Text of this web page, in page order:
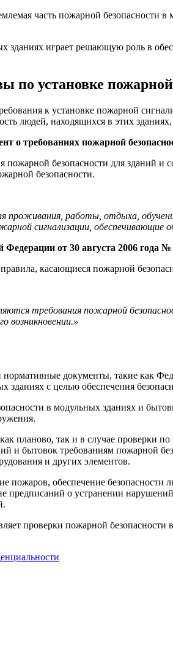
часть пожарной
зданиях играет решающую роль в
по установке
к установке пожарной
людей, находящихся в этих
о требованиях пожарной
пожарной безопасности для зданий
безопасности.
проживания, работы, отдыха,
сигнализации, обеспечивающие
Федерации от 30 августа 2006
касающиеся пожарной
требования пожарной
возникновении.»
нормативные документы, такие как
зданиях с целью обеспечения
в модульных зданиях и
планово, так и в случае проверки
и бытовок требованиям пожарной
и других элементов.
пожаров, обеспечение
предписаний о устранении
проверки пожарной безопасности